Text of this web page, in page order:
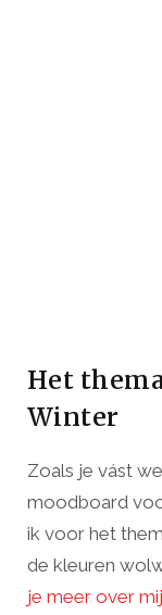
Het
Winter
Zoals je vást
moodboard
ik voor het
de kleuren
je meer over